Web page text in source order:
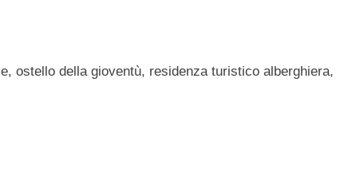
ostello della gioventù, residenza turistico alberghiera,